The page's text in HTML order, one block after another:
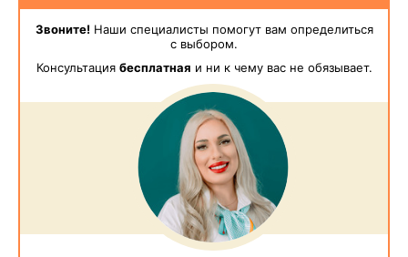
Звоните!Наши специалисты помогут вам определиться
с выбором.
Консультация бесплатная и ни к чему вас не обязывает.